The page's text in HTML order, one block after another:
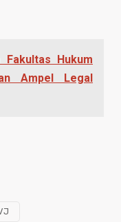
Fakultas Hukum
Ampel Legal